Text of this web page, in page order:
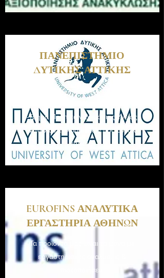
ΠΑΝΕΠΙΣΤΗΜΙΟ
ΔΥΤΙΚΗΣ ΑΤΤΙΚΗΣ
Πιστοποίηση της εταιρείας μας από
-Τμήμα Πολιτικών Δημόσιας Υγείας
& των αντιμικροβιακών προϊόντων
χαλκού.
EUROFINS ΑΝΑΛΥΤΙΚΑ
ΕΡΓΑΣΤΗΡΙΑ ΑΘΗΝΩΝ
Τα προϊόντα μας είναι τα μόνα με
εργαστηριακές αναλύσεις &
πιστοποιήσεις